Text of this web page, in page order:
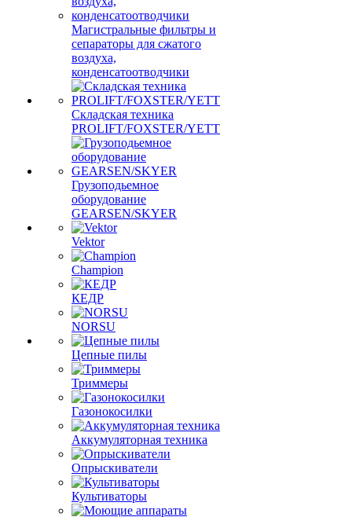
Магистральные фильтры и
сепараторы для сжатого
воздуха,
конденсатоотводчики
Складская техника
PROLIFT/FOXSTER/YETT
Грузоподьемное
оборудование
GEARSEN/SKYER
Vektor
Champion
КЕДР
NORSU
Цепные пилы
Триммеры
Газонокосилки
Аккумуляторная техника
Опрыскиватели
Культиваторы